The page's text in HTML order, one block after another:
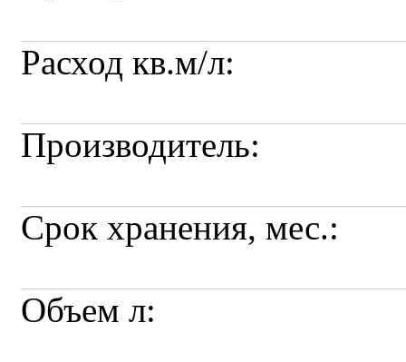
Расход кв.м/л:
Производитель:
Срок хранения, мес.:
Объем л: